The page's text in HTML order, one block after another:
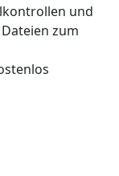
und
zum